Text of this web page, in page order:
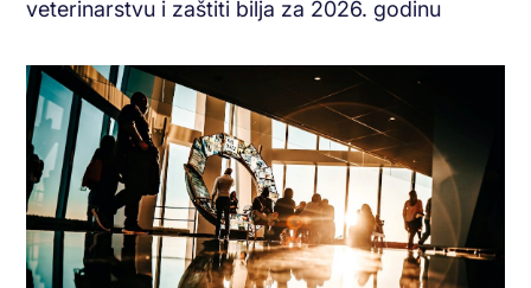
veterinarstvu i zaštiti bilja za 2026. godinu